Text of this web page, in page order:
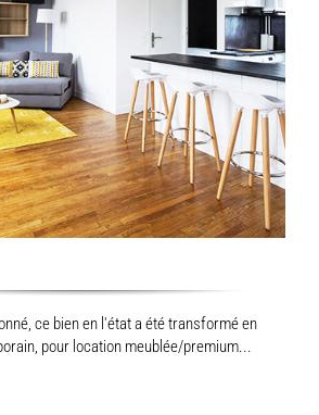
ce bien en l'état a été transformé en
pour location meublée/premium...